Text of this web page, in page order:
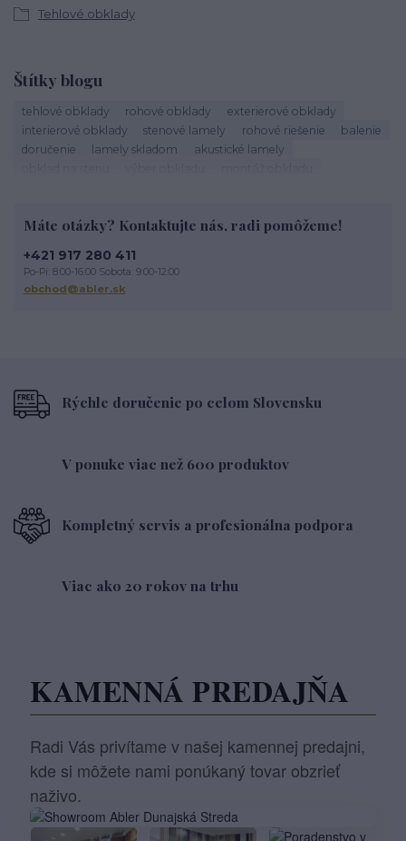
Tehlové obklady
Štítky blogu
tehlové obklady rohové obklady
exterierové obklady
interierové obklady
stenové lamely rohové riešenie
balenie
doručenie
lamely skladom
akustické lamely
tehlové obklady na stĺpy
tehlové obklady terasa
obklad imitácia tehly
drevené lamely
čistenie lamiel
Máte otázky? Kontaktujte nás, radi pomôžeme!
+421 917 280 411
Po-Pi: 8:00-16:00 Sobota: 9:00-12:00
obchod@abler.sk
Rýchle doručenie po celom Slovensku
V ponuke viac než 600 produktov
Kompletný servis a profesionálna podpora
Viac ako 20 rokov na trhu
KAMENNÁ PREDAJŇA
Radi Vás privítame v našej kamennej predajni,
kde si môžete nami ponúkaný tovar obzrieť
naživo.